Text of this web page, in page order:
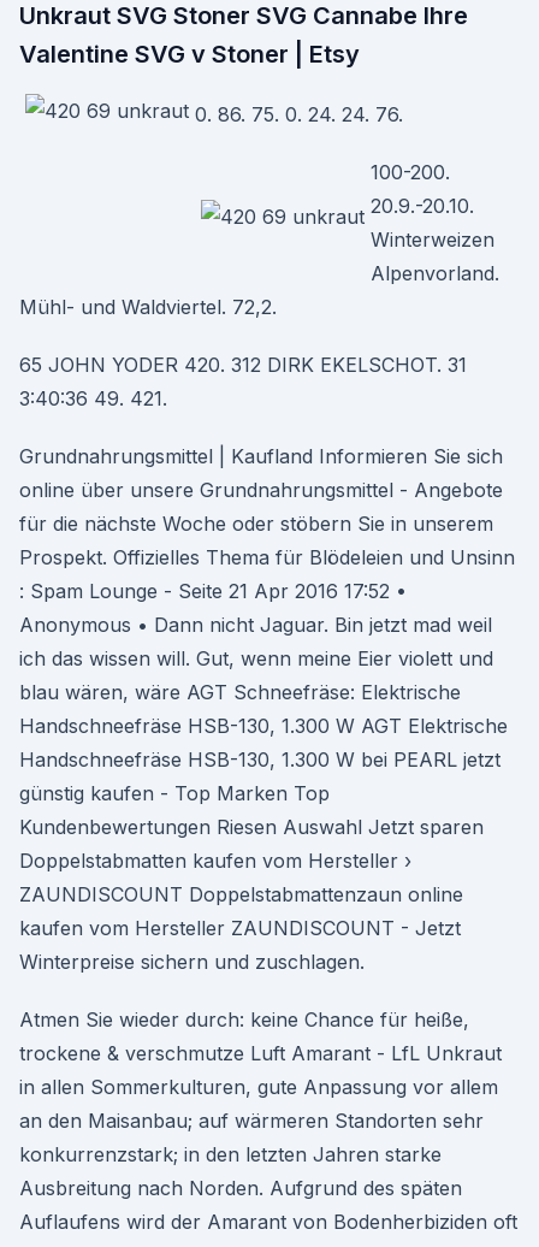
Unkraut SVG Stoner SVG Cannabe Ihre
Valentine SVG v Stoner | Etsy
0. 86. 75. 0. 24. 24. 76.
100-200.
20.9.-20.10.
Winterweizen
Alpenvorland.
Mühl- und Waldviertel. 72,2.
65 JOHN YODER 420. 312 DIRK EKELSCHOT. 31
3:40:36 49. 421.
Grundnahrungsmittel | Kaufland Informieren Sie sich
online über unsere Grundnahrungsmittel - Angebote
für die nächste Woche oder stöbern Sie in unserem
Prospekt. Offizielles Thema für Blödeleien und Unsinn
: Spam Lounge - Seite 21 Apr 2016 17:52 •
Anonymous • Dann nicht Jaguar. Bin jetzt mad weil
ich das wissen will. Gut, wenn meine Eier violett und
blau wären, wäre AGT Schneefräse: Elektrische
Handschneefräse HSB-130, 1.300 W AGT Elektrische
Handschneefräse HSB-130, 1.300 W bei PEARL jetzt
günstig kaufen - Top Marken Top
Kundenbewertungen Riesen Auswahl Jetzt sparen
Doppelstabmatten kaufen vom Hersteller ›
ZAUNDISCOUNT Doppelstabmattenzaun online
kaufen vom Hersteller ZAUNDISCOUNT - Jetzt
Winterpreise sichern und zuschlagen.
Atmen Sie wieder durch: keine Chance für heiße,
trockene & verschmutze Luft Amarant - LfL Unkraut
in allen Sommerkulturen, gute Anpassung vor allem
an den Maisanbau; auf wärmeren Standorten sehr
konkurrenzstark; in den letzten Jahren starke
Ausbreitung nach Norden. Aufgrund des späten
Auflaufens wird der Amarant von Bodenherbiziden oft